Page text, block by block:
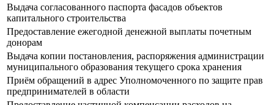
Выдача согласованного паспорта фасадов объектов
капитального строительства
Предоставление ежегодной денежной выплаты почетным
донорам
Выдача копии постановления, распоряжения администрации
муниципального образования текущего срока хранения
Приём обращений в адрес Уполномоченного по защите прав
предпринимателей в области